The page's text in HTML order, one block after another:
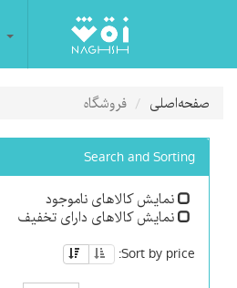
صفحه‌اصلی فروشگاه
Search and Sorting
نمایش کالاهای ناموجود
نمایش کالاهای دارای تخفیف
Sort by price: